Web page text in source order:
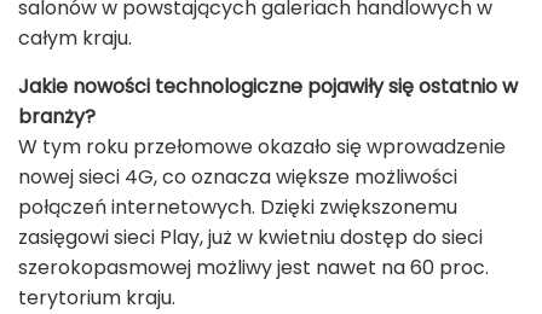
salonów w powstających galeriach handlowych w
całym kraju.
Jakie nowości technologiczne pojawiły się ostatnio w
branży?
W tym roku przełomowe okazało się wprowadzenie
nowej sieci 4G, co oznacza większe możliwości
połączeń internetowych. Dzięki zwiększonemu
zasięgowi sieci Play, już w kwietniu dostęp do sieci
szerokopasmowej możliwy jest nawet na 60 proc.
terytorium kraju.